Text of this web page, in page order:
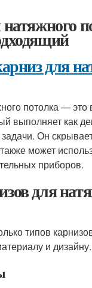
для
потолка —
выполняет как
Он
может
приборов.
для
типов
и дизайну.